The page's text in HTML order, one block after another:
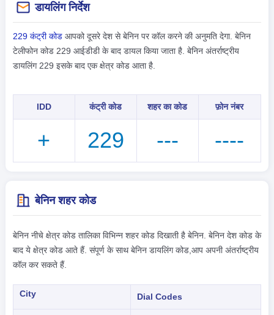
डायलिंग निर्देश
229 कंट्री कोडआपको दूसरे देश से बेनिन पर कॉल करने की अनुमति देगा. बेनिन
टेलीफोन कोड 229 आईडीडी के बाद डायल किया जाता है. बेनिन अंतर्राष्ट्रीय
डायलिंग 229 इसके बाद एक क्षेत्र कोड आता है.
IDD कंट्री कोड शहर का कोड फ़ोन नंबर
+ 229 --- ----
बेनिन शहर कोड
बेनिन नीचे क्षेत्र कोड तालिका विभिन्न शहर कोड दिखाती है बेनिन. बेनिन देश कोड के
बाद ये क्षेत्र कोड आते हैं. संपूर्ण के साथ बेनिन डायलिंग कोड,आप अपनी अंतर्राष्ट्रीय
कॉल कर सकते हैं.
City Dial Codes